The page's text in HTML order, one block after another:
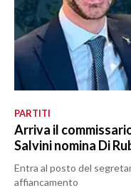
PARTITI
Arriva il
Salvini nomina Di
Entra al posto del
affiancamento